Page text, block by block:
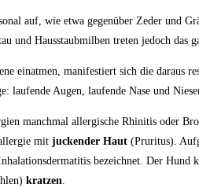
auf, wie etwa gegenüber Zeder und
und Hausstaubmilben treten jedoch das
einatmen, manifestiert sich die daraus
laufende Augen, laufende Nase und
manchmal allergische Rhinitis oder
mit juckender Haut (Pruritus).
bezeichnet. Der Hund
kratzen.